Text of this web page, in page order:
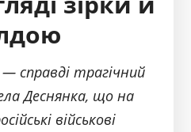
справді трагічний
Деснянка, що на
військові